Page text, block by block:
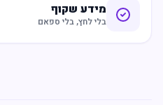
מידע שקוף
בלי לחץ, בלי ספאם